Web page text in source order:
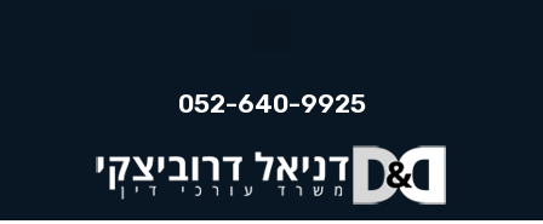
052-640-9925